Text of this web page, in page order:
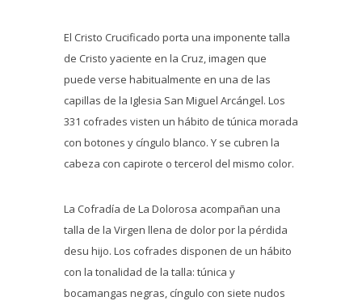
El Cristo Crucificado porta una imponente talla
de Cristo yaciente en la Cruz, imagen que
puede verse habitualmente en una de las
capillas de la Iglesia San Miguel Arcángel. Los
331 cofrades visten un hábito de túnica morada
con botones y cíngulo blanco. Y se cubren la
cabeza con capirote o tercerol del mismo color.
La Cofradía de La Dolorosa acompañan una
talla de la Virgen llena de dolor por la pérdida
desu hijo. Los cofrades disponen de un hábito
con la tonalidad de la talla: túnica y
bocamangas negras, cíngulo con siete nudos